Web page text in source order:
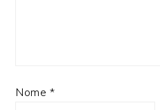
Nome *